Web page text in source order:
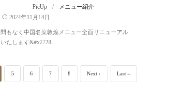
PicUp /
メニュー紹介
2024年11月14日
間もなく中国名菜敦煌メニュー全面リニューアル
いたします&#x2728...
5 6 7 8 Next › Last »